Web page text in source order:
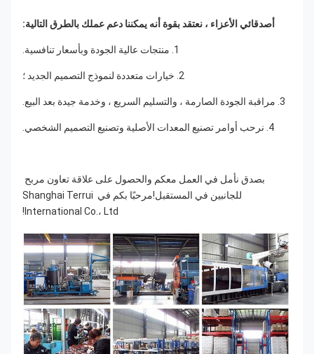
أصدقائي الأعزاء ، نعتقد بقوة أنه يمكننا دعم عملك بالطرق التالية:
1. منتجات عالية الجودة وبأسعار تنافسية.
2. خيارات متعددة لنموذج التصميم الجديد ؛
3. مراقبة الجودة الصارمة ، والتسليم السريع ، وخدمة جيدة بعد البيع.
4. نرحب أوامر تصنيع المعدات الأصلية وتصنيع التصميم الشخصي.
للجانبين في المستقبل!مرحبًا بكم في Shanghai Terrui
International Co.، Ltd!